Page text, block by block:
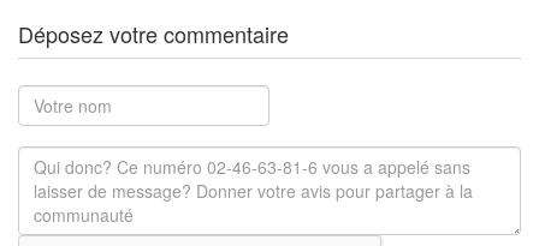
Déposez votre commentaire